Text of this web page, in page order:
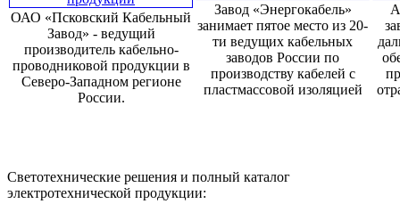
ОАО «Псковский Кабельный
Завод» - ведущий
производитель кабельно-
проводниковой продукции в
Северо-Западном регионе
России.
Завод «Энергокабель»
занимает пятое место из 20-
ти ведущих кабельных
заводов России по
производству кабелей с
пластмассовой изоляцией
Светотехнические решения и полный каталог
электротехнической продукции: